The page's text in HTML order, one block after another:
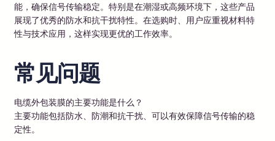
能，确保信号传输稳定。特别是在潮湿或高频环境下，这些产品
展现了优秀的防水和抗干扰特性。在选购时、用户应重视材料特
性与技术应用，这样实现更优的工作效率。
常见问题
电缆外包装膜的主要功能是什么？
主要功能包括防水、防潮和抗干扰、可以有效保障信号传输的稳
定性。